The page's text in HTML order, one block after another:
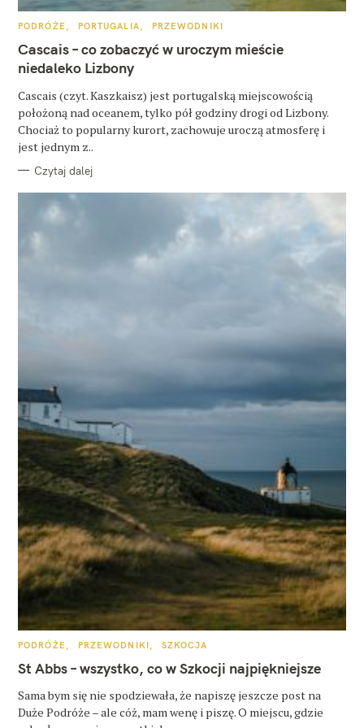
K
T
E
G
O
I
E
PODRÓŻE PORTUGALIA PRZEWODNIKI
Cascais – co zobaczyć w uroczym mieście
niedaleko Lizbony
Cascais (czyt. Kaszkaisz) jest portugalską miejscowością
położoną nad oceanem, tylko pół godziny drogi od Lizbony.
Chociaż to popularny kurort, zachowuje uroczą atmosferę i
jest jednym z..
Czytaj dalej
K
T
E
O
R
I
PODRÓŻE PRZEWODNIKI SZKOCJA
St Abbs – wszystko, co w Szkocji najpiękniejsze
Sama bym się nie spodziewała, że napiszę jeszcze post na
Duże Podróże – ale cóż, mam wenę i piszę. O miejscu, gdzie